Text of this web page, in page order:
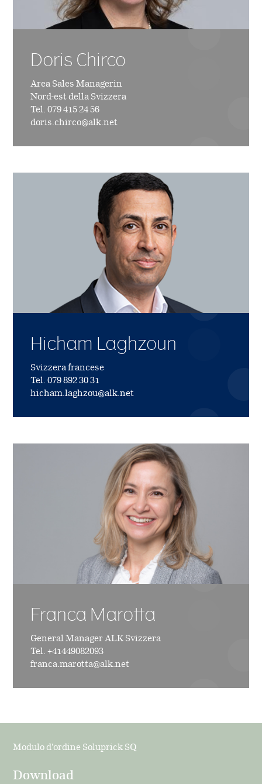
Doris Chirco
Area Sales Managerin
Nord-est della Svizzera
Tel. 079 415 24 56
doris.chirco@alk.net
Hicham Laghzoun
Svizzera francese
Tel. 079 892 30 31
hicham.laghzou@alk.net
Franca Marotta
General Manager ALK Svizzera
Tel. +41449082093
franca.marotta@alk.net
Modulo d'ordine Soluprick SQ
Download